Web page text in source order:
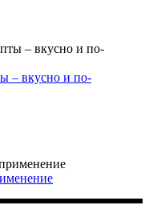
– вкусно и по-